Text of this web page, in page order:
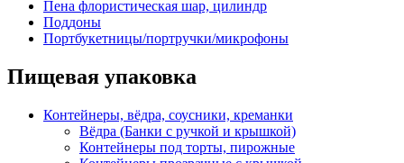
Пена флористическая шар, цилиндр
Поддоны
Портбукетницы/портручки/микрофоны
Пищевая упаковка
Контейнеры, вёдра, соусники, креманки
Вёдра (Банки с ручкой и крышкой)
Контейнеры под торты, пирожные